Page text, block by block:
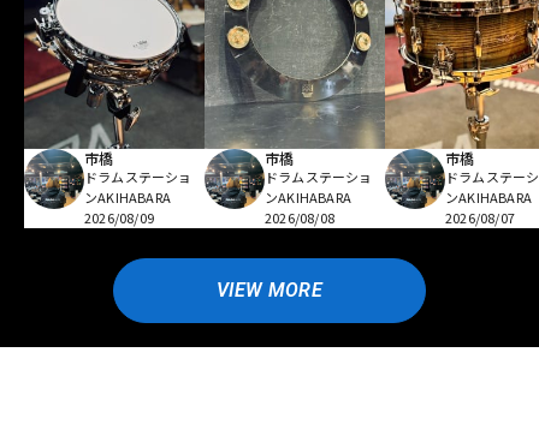
市橋
ドラムステーショ
ンAKIHABARA
2026/08/09
市橋
ドラムステーショ
ンAKIHABARA
2026/08/08
市橋
ドラムステー
ンAKIHABARA
2026/08/07
VIEW MORE